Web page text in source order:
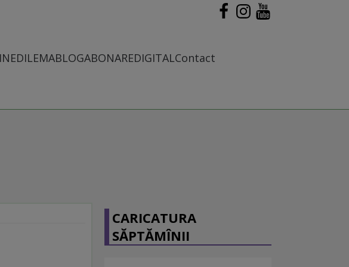
DILEMABLOGABONAREDIGITALContact
CARICATURA
SĂPTĂMÎNII